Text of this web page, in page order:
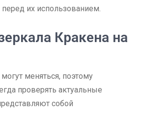
их использованием.
Кракена на
меняться, поэтому
проверять актуальные
собой